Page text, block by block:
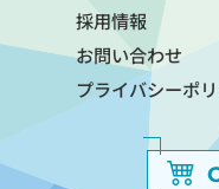
採用情報
お問い合わせ
プライバシーポ